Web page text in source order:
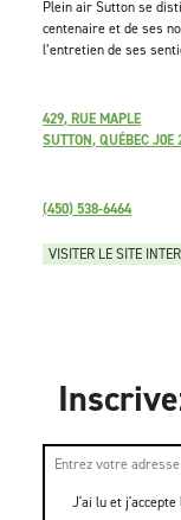
429, RUE MAPLE
SUTTON, QUÉBEC J0E
(450) 538-6464
VISITER LE SITE
Plein air Sutton se
centenaire et de ses
l’entretien de ses
J'ai lu et j'accepte